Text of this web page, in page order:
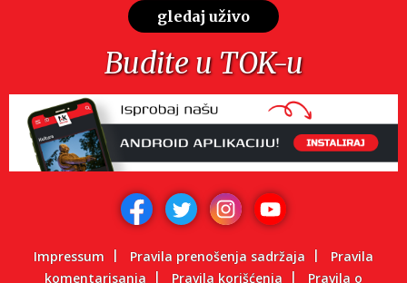
gledaj uživo
Budite u TOK-u
Impressum Pravila prenošenja sadržaja
Pravila
komentarisanja
Pravila korišćenja Pravila o